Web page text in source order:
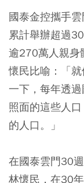
國泰金控攜手
累計舉辦超過
逾270萬人親身
懷民比喻：「
一下，每年透
照面的這些人
的人口。」
在國泰雲門30
林懷民，在30